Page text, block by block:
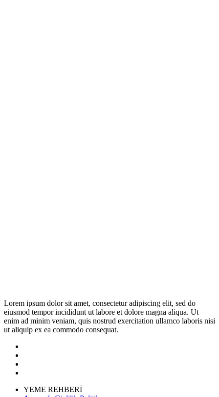
Lorem ipsum dolor sit amet, consectetur adipiscing elit, sed do
eiusmod tempor incididunt ut labore et dolore magna aliqua. Ut
enim ad minim veniam, quis nostrud exercitation ullamco laboris nisi
ut aliquip ex ea commodo consequat.
YEME REHBERİ